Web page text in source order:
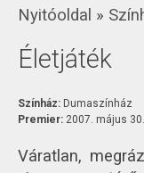
Jelenlegi hely
Nyitóoldal »
Életjáték
Színház: Dumaszínház
Premier: 2007. május 30.
Váratlan,